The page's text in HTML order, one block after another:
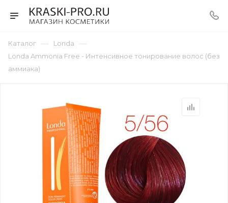
Каталог — Londa —
Londa Ammonia Free - Интенсивное тонирование волос (без
аммиака)